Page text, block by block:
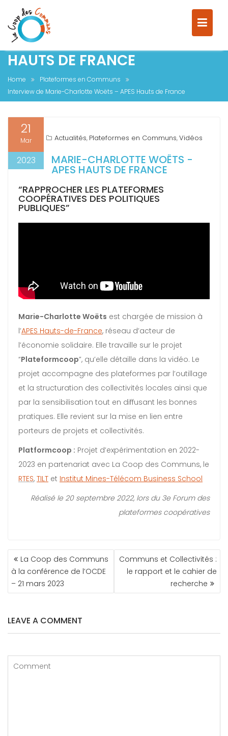
INTERVIEW DE MARIE-
CHARLOTTE WOËTS – APES
HAUTS DE FRANCE
Home
Plateformes en Communs
Interview de Marie-Charlotte Woëts – APES Hauts de France
21
Mar
2023
Actualités, Plateformes en Communs,Vidéos
MARIE-CHARLOTTE WOËTS -
APES HAUTS DE FRANCE
“RAPPROCHER LES PLATEFORMES
COOPÉRATIVES DES POLITIQUES
PUBLIQUES”
Marie-Charlotte Woëts est chargée de mission à
l’APES Hauts-de-France, réseau d’acteur de
l’économie solidaire. Elle travaille sur le projet
“Plateformcoop”, qu’elle détaille dans la vidéo. Le
projet accompagne des plateformes par l’outillage
et la structuration des collectivités locales ainsi que
par la sensibilisation tout en diffusant les bonnes
pratiques. Elle revient sur la mise en lien entre
porteurs de projets et collectivités.
Platformcoop : Projet d’expérimentation en 2022-
2023 en partenariat avec La Coop des Communs, le
RTES, TILT et Institut Mines-Télécom Business School
Réalisé le 20 septembre 2022, lors du 3e Forum des
plateformes coopératives
La Coop des Communs
à la conférence de l’OCDE
– 21 mars 2023
Communs et Collectivités :
le rapport et le cahier de
recherche
LEAVE A COMMENT